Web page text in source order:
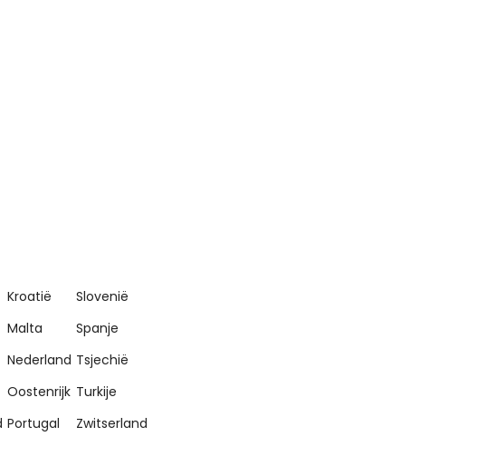
Kroatië
Malta
Nederland
Oostenrijk
Portugal
Slovenië
Spanje
Tsjechië
Turkije
Zwitserland